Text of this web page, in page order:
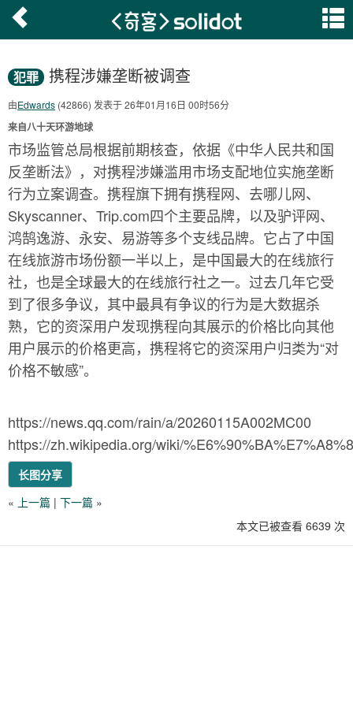
犯罪 携程涉嫌垄断被调查
由Edwards (42866) 发表于 26年01月16日 00时56分
来自八十天环游地球
市场监管总局根据前期核查，依据《中华人民共和国
反垄断法》，对携程涉嫌滥用市场支配地位实施垄断
行为立案调查。携程旗下拥有携程网、去哪儿网、
Skyscanner、Trip.com四个主要品牌，以及驴评网、
鸿鹄逸游、永安、易游等多个支线品牌。它占了中国
在线旅游市场份额一半以上，是中国最大的在线旅行
社，也是全球最大的在线旅行社之一。过去几年它受
到了很多争议，其中最具有争议的行为是大数据杀
熟，它的资深用户发现携程向其展示的价格比向其他
用户展示的价格更高，携程将它的资深用户归类为“对
价格不敏感”。
https://news.qq.com/rain/a/20260115A002MC00
https://zh.wikipedia.org/wiki/
长图分享
« 上一篇 | 下一篇 »
本文已被查看 6639 次